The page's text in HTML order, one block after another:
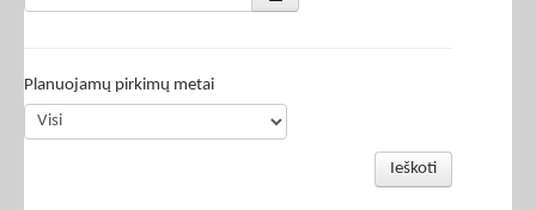
Planuojamų pirkimų metai
Ieškoti